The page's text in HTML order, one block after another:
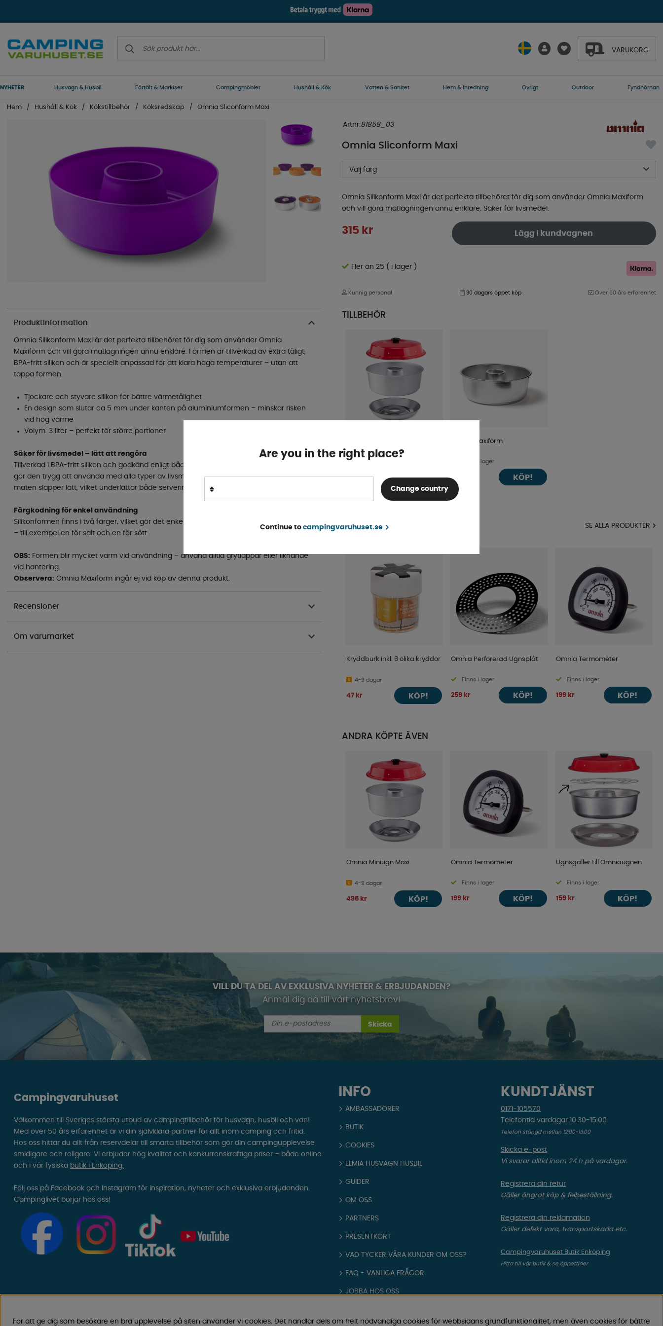
VARUKORG
NYHETER Husvagn & Husbil Förtält & Markiser Campingmöbler Hushåll & Kök Vatten & Sanitet Hem & Inredning Övrigt Outdoor Fyndhörnan
Hem Hushåll & Kök Kökstillbehör Köksredskap Omnia Sliconform Maxi
Artnr:81858_03
Omnia Sliconform Maxi
Välj färg
Omnia Silikonform Maxi är det perfekta tillbehöret för dig som använder Omnia Maxiform
och vill göra matlagningen ännu enklare. Säker för livsmedel.
315 kr Lägg i kundvagnen
Fler än 25 ( i lager )
Kunnig personal 30 dagars öppet köp Över 50 års erfarenhet
Produktinformation
Omnia Silikonform Maxi är det perfekta tillbehöret för dig som använder Omnia
Maxiform och vill göra matlagningen ännu enklare. Formen är tillverkad av extra tåligt,
BPA-fritt silikon och är speciellt anpassad för att klara höga temperaturer – utan att
tappa formen.
Tjockare och styvare silikon för bättre värmetålighet
En design som slutar ca 5 mm under kanten på aluminiumformen – minskar risken
vid hög värme
Volym: 3 liter – perfekt för större portioner
Säker för livsmedel – lätt att rengöra
Tillverkad i BPA-fritt silikon och godkänd enligt både FDA- och LFGB-standarder, vilket
gör den trygg att använda med alla typer av livsmedel. Dessutom gör materialet att
maten släpper lätt, vilket underlättar både servering och rengöring.
Färgkodning för enkel användning
Silikonformen finns i två färger, vilket gör det enkelt att hålla isär användningsområden
– till exempel en för salt och en för sött.
OBS: Formen blir mycket varm vid användning – använd alltid grytlappar eller liknande
vid hantering.
Observera: Omnia Maxiform ingår ej vid köp av denna produkt.
Recensioner
Om varumärket
TILLBEHÖR
4-9 dagar
495 kr KÖP!
Omnia Maxiform
Finns i lager
265 kr KÖP!
SE ALLA PRODUKTER
Kryddburk inkl. 6 olika kryddor
4-9 dagar
47 kr KÖP!
Omnia Perforerad Ugnsplåt
Finns i lager
259 kr KÖP!
Omnia Termometer
Finns i lager
199 kr KÖP!
ANDRA KÖPTE ÄVEN
Omnia Miniugn Maxi
4-9 dagar
495 kr KÖP!
Omnia Termometer
Finns i lager
199 kr KÖP!
Ugnsgaller till Omniaugnen
Finns i lager
159 kr KÖP!
Are you in the right place?
Change country
Continue to campingvaruhuset.se
VILL DU TA DEL AV EXKLUSIVA NYHETER & ERBJUDANDEN?
Anmäl dig då till vårt nyhetsbrev!
Skicka
INFO
AMBASSADÖRER
BUTIK
COOKIES
ELMIA HUSVAGN HUSBIL
GUIDER
OM OSS
PARTNERS
PRESENTKORT
VAD TYCKER VÅRA KUNDER OM OSS?
FAQ - VANLIGA FRÅGOR
JOBBA HOS OSS
KUNDTJÄNST
0171-105570
Telefontid vardagar 10:30-15:00
Telefon stängd mellan 12:00-13:00
Skicka e-post
Vi svarar alltid inom 24 h på vardagar.
Registrera din retur
Gäller ångrat köp & felbeställning.
Registrera din reklamation
Gäller defekt vara, transportskada etc.
Campingvaruhuset Butik Enköping
Hitta till vår butik & se öppettider
Campingvaruhuset
Välkommen till Sveriges största utbud av campingtillbehör för husvagn, husbil och van!
Med över 50 års erfarenhet är vi din självklara partner för allt inom camping och fritid.
Hos oss hittar du allt från reservdelar till smarta tillbehör som gör din campingupplevelse
smidigare och roligare. Vi erbjuder hög kvalitet och konkurrenskraftiga priser – både online
och i vår fysiska butik i Enköping.
Följ oss på Facebook och Instagram för inspiration, nyheter och exklusiva erbjudanden.
Campinglivet börjar hos oss!
För att ge dig som besökare en bra upplevelse på siten använder vi cookies. Det handlar dels om helt nödvändiga cookies för webbsidans grundfunktionalitet, men även cookies för bättre